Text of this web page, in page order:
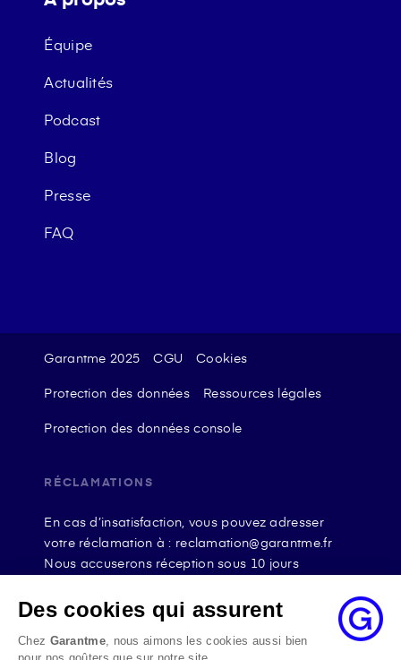
Équipe
Actualités
Podcast
Blog
Presse
FAQ
Garantme 2025 CGU Cookies
Protection des données Ressources légales
Protection des données console
RÉCLAMATIONS
En cas d’insatisfaction, vous pouvez adresser
votre réclamation à : reclamation@garantme.fr
Nous accuserons réception sous 10 jours
état de cause, nous répondrons à la réclamation
au maximum dans les 2 mois.
Si le désaccord persiste, vous pouvez solliciter
Des cookies qui assurent
Chez Garantme, nous aimons les cookies aussi bien
pour nos goûters que sur notre site.